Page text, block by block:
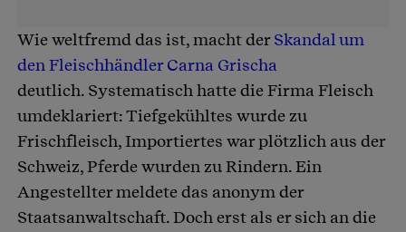
Wie weltfremd das ist, macht derSkandal um
den Fleischhändler Carna Grischa
deutlich. Systematisch hatte die Firma Fleisch
umdeklariert: Tiefgekühltes wurde zu
Frischfleisch, Importiertes war plötzlich aus der
Schweiz, Pferde wurden zu Rindern. Ein
Angestellter meldete das anonym der
Staatsanwaltschaft. Doch erst als er sich an die